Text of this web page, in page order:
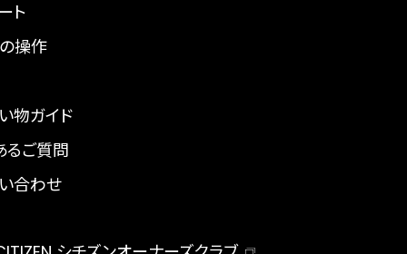
ト
操作
物ガイド
るご質問
合わせ